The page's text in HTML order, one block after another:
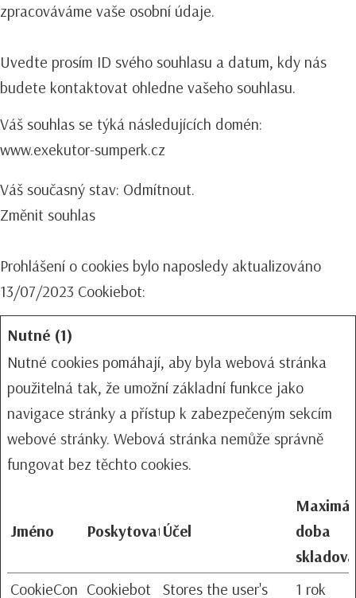
zpracováváme vaše osobní údaje.
Uvedte prosím ID svého souhlasu a datum, kdy nás
budete kontaktovat ohledne vašeho souhlasu.
Váš souhlas se týká následujících domén:
www.exekutor-sumperk.cz
Váš současný stav: Odmítnout.
Změnit souhlas
Prohlášení o cookies bylo naposledy aktualizováno
13/07/2023 Cookiebot:
Nutné (1)
Nutné cookies pomáhají, aby byla webová stránka
použitelná tak, že umožní základní funkce jako
navigace stránky a přístup k zabezpečeným sekcím
webové stránky. Webová stránka nemůže správně
fungovat bez těchto cookies.
Jméno PoskytovatelÚčel
doba
CookieCon Cookiebot Stores the user's 1 rok